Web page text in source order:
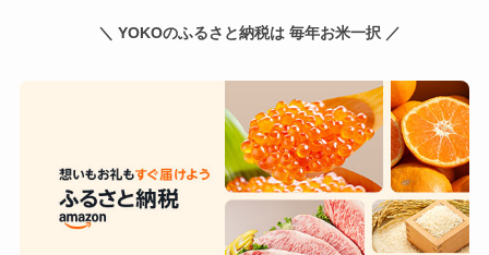
＼ YOKOのふるさと納税は 毎年お米一択 ／